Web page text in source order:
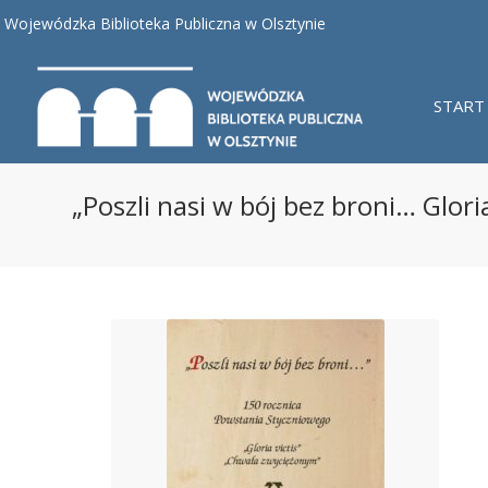
Wojewódzka Biblioteka Publiczna w Olsztynie
START
„Poszli nasi w bój bez broni…